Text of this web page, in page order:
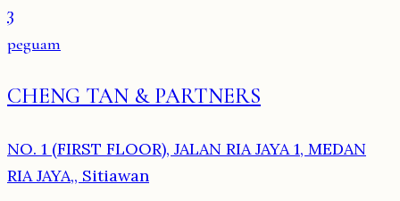
3
peguam
CHENG TAN & PARTNERS
NO. 1 (FIRST FLOOR), JALAN RIA JAYA 1, MEDAN
RIA JAYA,, Sitiawan